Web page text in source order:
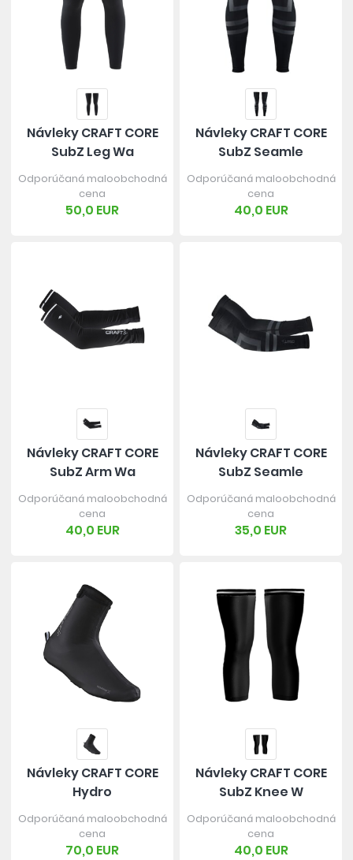
Návleky CRAFT CORE
SubZ Leg Wa
Odporúčaná maloobchodná
cena
50,0 EUR
Návleky CRAFT CORE
SubZ Seamle
Odporúčaná maloobchodná
cena
40,0 EUR
Návleky CRAFT CORE
SubZ Arm Wa
Odporúčaná maloobchodná
cena
40,0 EUR
Návleky CRAFT CORE
SubZ Seamle
Odporúčaná maloobchodná
cena
35,0 EUR
Návleky CRAFT CORE
Hydro
Odporúčaná maloobchodná
cena
70,0 EUR
Návleky CRAFT CORE
SubZ Knee W
Odporúčaná maloobchodná
cena
40,0 EUR